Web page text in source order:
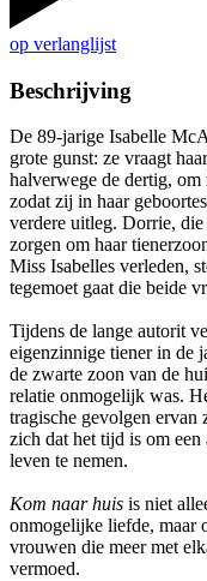
op verlanglijst
Beschrijving
De 89-jarige Isabelle
grote gunst: ze vraagt
halverwege de dertig,
zodat zij in haar
verdere uitleg. Dorrie,
zorgen om haar
Miss Isabelles verleden,
tegemoet gaat die beide
Tijdens de lange autorit
eigenzinnige tiener in de
de zwarte zoon van de
relatie onmogelijk was.
tragische gevolgen ervan
zich dat het tijd is om een
leven te nemen.
Kom naar huis is niet
onmogelijke liefde, maar
vrouwen die meer met
vermoed.